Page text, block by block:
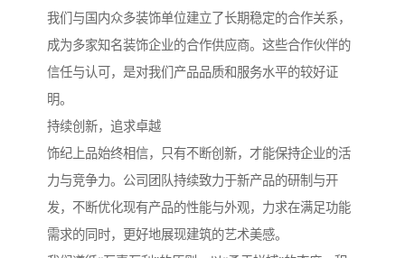
我们与国内众多装饰单位建立了长期稳定的合作关系，
成为多家知名装饰企业的合作供应商。这些合作伙伴的
信任与认可，是对我们产品品质和服务水平的较好证
明。
持续创新，追求卓越
饰纪上品始终相信，只有不断创新，才能保持企业的活
力与竞争力。公司团队持续致力于新产品的研制与开
发，不断优化现有产品的性能与外观，力求在满足功能
需求的同时，更好地展现建筑的艺术美感。